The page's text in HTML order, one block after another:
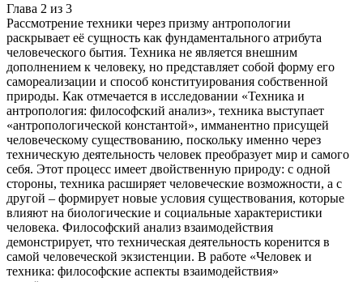
Глава 2 из 3
Рассмотрение техники через призму антропологии
раскрывает её сущность как фундаментального атрибута
человеческого бытия. Техника не является внешним
дополнением к человеку, но представляет собой форму его
самореализации и способ конституирования собственной
природы. Как отмечается в исследовании «Техника и
антропология: философский анализ», техника выступает
«антропологической константой», имманентно присущей
человеческому существованию, поскольку именно через
техническую деятельность человек преобразует мир и самого
себя. Этот процесс имеет двойственную природу: с одной
стороны, техника расширяет человеческие возможности, а с
другой – формирует новые условия существования, которые
влияют на биологические и социальные характеристики
человека. Философский анализ взаимодействия
демонстрирует, что техническая деятельность коренится в
самой человеческой экзистенции. В работе «Человек и
техника: философские аспекты взаимодействия»